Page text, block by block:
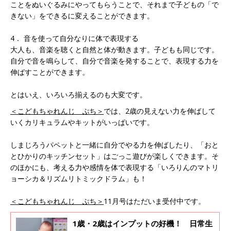
ことをぬいぐるみにやってもらうことで、それまで子どもの「で
きない」をできるに変えることができます。
4． 音を使って自分なりに体で表現する
大人も、音楽を聴くと自然と体が動きます。子どもも同じです。
自分で音を鳴らして、自分で音楽を発することで、表現する力を
伸ばすことができます。
とはいえ、いろいろ揃えるのも大変です。
＜こどもちゃれんじ ぷち＞ では、2歳の見えない力を伸ばして
いくカリキュラムやキットがいっぱいです。
しまじろうパペットと一緒に自分でやる力を伸ばしたり、「おと
とひかりのキッチンセット」はごっこ遊びが楽しくできます。そ
のほかにも、考える力や感情を体で表現する「いろりんのマトリ
ョーシカ＆リズムリトミックドラム」も！
＜こどもちゃれんじ ぷち＞ 11月号はただいま受付中です。
1歳・2歳はインプットの好機！ 日常生